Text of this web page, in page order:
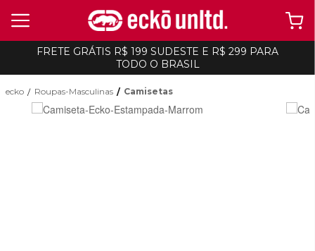
FRETE GRÁTIS R$ 199 SUDESTE E R$ 299 PARA
TODO O BRASIL
ecko Roupas-Masculinas Camisetas